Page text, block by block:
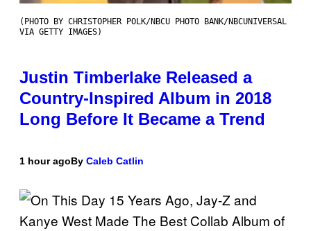
(PHOTO BY CHRISTOPHER POLK/NBCU PHOTO BANK/NBCUNIVERSAL
VIA GETTY IMAGES)
Justin Timberlake Released a
Country-Inspired Album in 2018
Long Before It Became a Trend
1 hour agoBy Caleb Catlin